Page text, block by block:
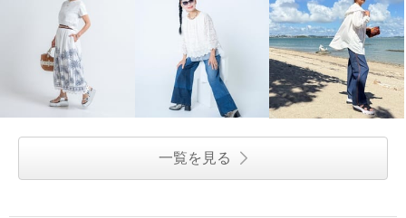
一覧を見る